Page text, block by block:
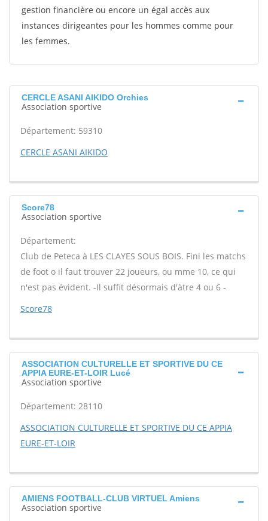
gestion financière ou encore un égal accès aux
instances dirigeantes pour les hommes comme pour
les femmes.
CERCLE ASANI AIKIDO Orchies
Association sportive
Département: 59310
CERCLE ASANI AIKIDO
Score78
Association sportive
Département:
Club de Peteca à LES CLAYES SOUS BOIS. Fini les matchs
de foot o il faut trouver 22 joueurs, ou mme 10, ce qui
n'est pas évident. -Il suffit désormais d'àtre 4 ou 6 -
Score78
ASSOCIATION CULTURELLE ET SPORTIVE DU CE
APPIA EURE-ET-LOIR Lucé
Association sportive
Département: 28110
ASSOCIATION CULTURELLE ET SPORTIVE DU CE APPIA
EURE-ET-LOIR
AMIENS FOOTBALL-CLUB VIRTUEL Amiens
Association sportive